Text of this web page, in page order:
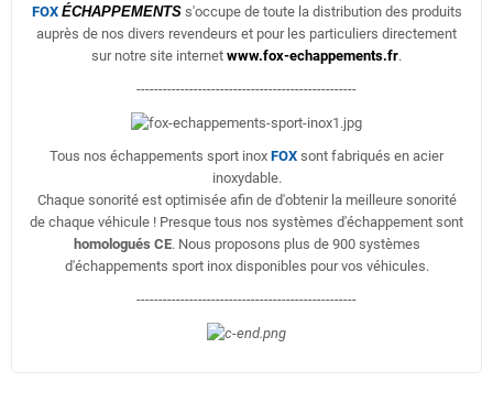
FOX ÉCHAPPEMENTSs'occupe de toute la distribution des produits
auprès de nos divers revendeurs et pour les particuliers directement
sur notre site internet www.fox-echappements.fr.
--------------------------------------------------
Tous nos échappements sport inox FOX sont fabriqués en acier
inoxydable.
Chaque sonorité est optimisée afin de d'obtenir la meilleure sonorité
de chaque véhicule ! Presque tous nos systèmes d'échappement sont
homologués CE. Nous proposons plus de 900 systèmes
d'échappements sport inox disponibles pour vos véhicules.
--------------------------------------------------